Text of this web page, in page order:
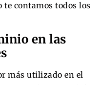
te contamos todos los
en las
más utilizado en el